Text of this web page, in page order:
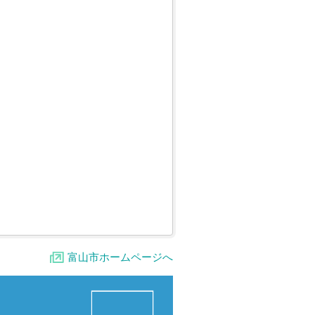
富山市ホームページへ